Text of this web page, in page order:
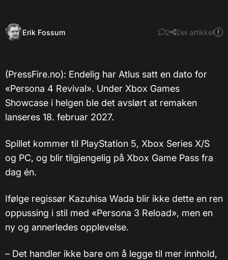
Erik Fossum 2 Del artikkel
(PressFire.no): Endelig har Atlus satt en dato for
«Persona 4 Revival». Under Xbox Games
Showcase i helgen ble det avslørt at remaken
lanseres 18. februar 2027.
Spillet kommer til PlayStation 5, Xbox Series X/S
og PC, og blir tilgjengelig på Xbox Game Pass fra
dag én.
Ifølge regissør Kazuhisa Wada blir ikke dette en ren
oppussing i stil med «Persona 3 Reload», men en
ny og annerledes opplevelse.
– Det handler ikke bare om å legge til mer innhold,